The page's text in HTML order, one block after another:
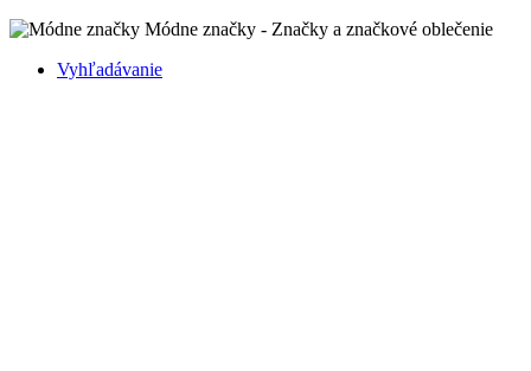
Módne značky - Značky a značkové oblečenie
Vyhľadávanie